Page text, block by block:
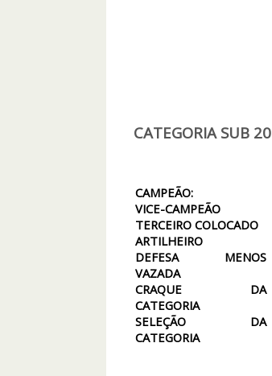
CATEGORIA SUB 20
CAMPEÃO:
VICE-CAMPEÃO
TERCEIRO COLOCADO
ARTILHEIRO
DEFESA MENOS
VAZADA
CRAQUE DA
CATEGORIA
SELEÇÃO DA
CATEGORIA